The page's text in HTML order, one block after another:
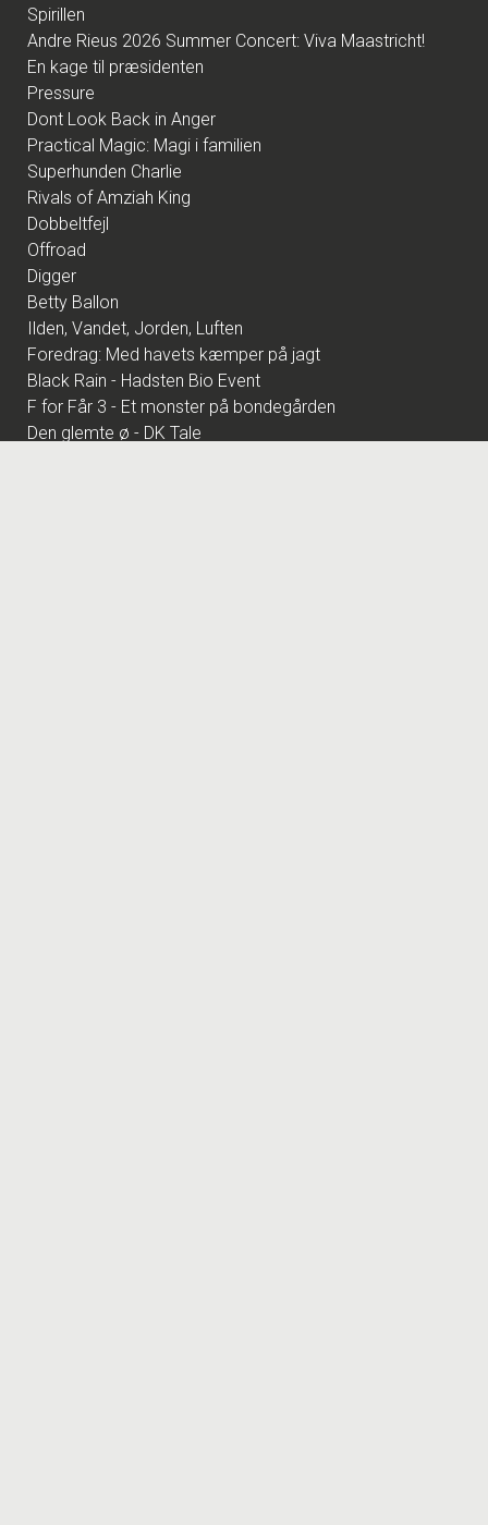
Spirillen
Andre Rieus 2026 Summer Concert: Viva Maastricht!
En kage til præsidenten
Pressure
Dont Look Back in Anger
Practical Magic: Magi i familien
Superhunden Charlie
Rivals of Amziah King
Dobbeltfejl
Offroad
Digger
Betty Ballon
Ilden, Vandet, Jorden, Luften
Foredrag: Med havets kæmper på jagt
Black Rain - Hadsten Bio Event
F for Får 3 - Et monster på bondegården
Den glemte ø - DK Tale